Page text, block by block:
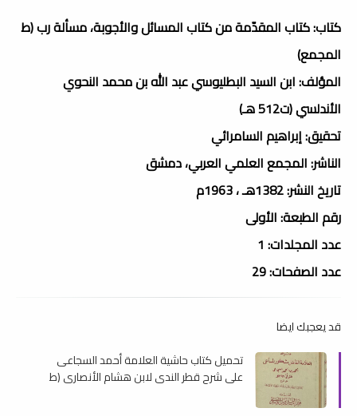
كتاب: كتاب المقدّمة من كتاب المسائل والأجوبة، مسألة رب (ط
المجمع)
المؤلف: ابن السيد البطليوسي عبد الله بن محمد النحوي
الأندلسي (ت512 هـ)
تحقيق: إبراهيم السامرائي
الناشر: المجمع العلمي العربي، دمشق
تاريخ النشر: 1382هـ ، 1963م
رقم الطبعة: الأولى
عدد المجلدات: 1
عدد الصفحات: 29
قد يعجبك ايضا
تحميل كتاب حاشية العلامة أحمد السجاعى
على شرح قطر الندى لابن هشام الأنصارى (ط